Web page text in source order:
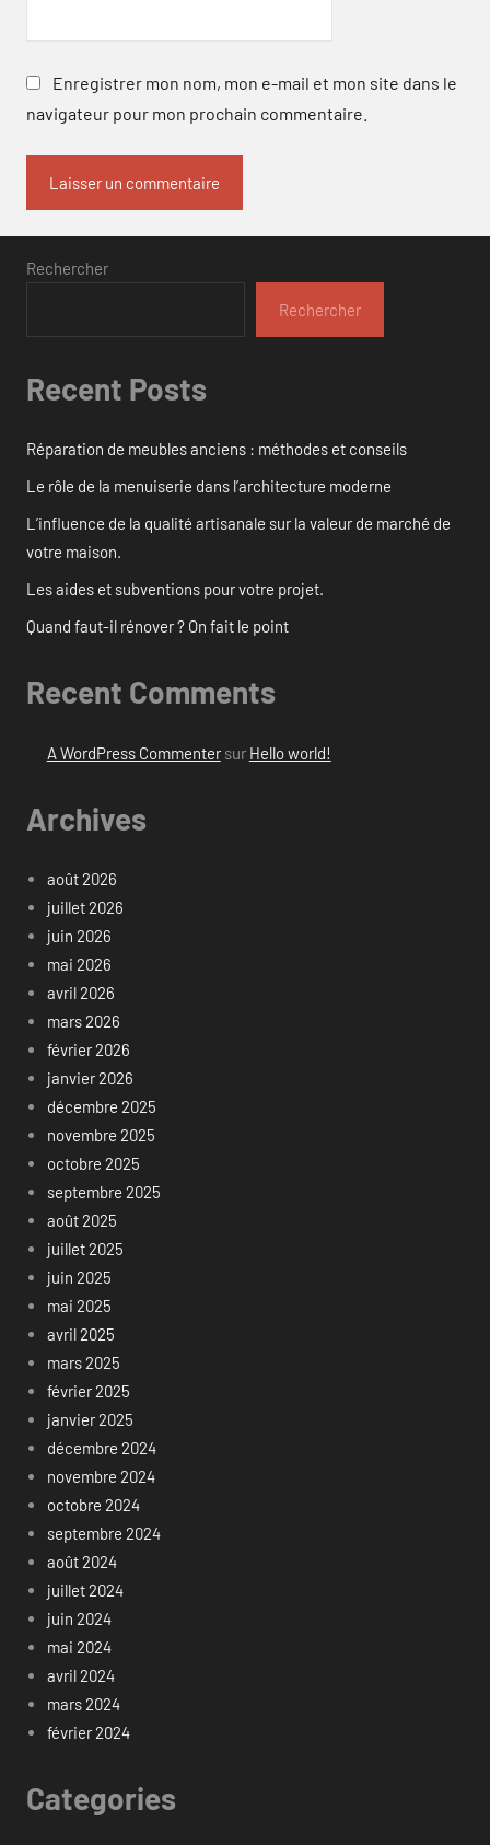
Enregistrer mon nom, mon e-mail et mon site dans le
navigateur pour mon prochain commentaire.
Rechercher
Rechercher
Recent Posts
Réparation de meubles anciens : méthodes et conseils
Le rôle de la menuiserie dans l’architecture moderne
L’influence de la qualité artisanale sur la valeur de marché de
votre maison.
Les aides et subventions pour votre projet.
Quand faut-il rénover ? On fait le point
Recent Comments
A WordPress Commentersur Hello world!
Archives
août 2026
juillet 2026
juin 2026
mai 2026
avril 2026
mars 2026
février 2026
janvier 2026
décembre 2025
novembre 2025
octobre 2025
septembre 2025
août 2025
juillet 2025
juin 2025
mai 2025
avril 2025
mars 2025
février 2025
janvier 2025
décembre 2024
novembre 2024
octobre 2024
septembre 2024
août 2024
juillet 2024
juin 2024
mai 2024
avril 2024
mars 2024
février 2024
Categories